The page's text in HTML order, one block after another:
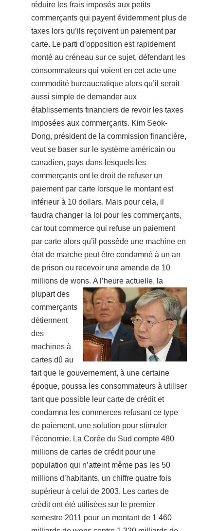
réduire les frais imposés aux petits
commerçants qui payent évidemment plus de
taxes lors qu’ils reçoivent un paiement par
carte. Le parti d’opposition est rapidement
monté au créneau sur ce sujet, défendant les
consommateurs qui voient en cet acte une
commodité bureaucratique alors qu’il serait
aussi simple de demander aux
établissements financiers de revoir les taxes
imposées aux commerçants. Kim Seok-
Dong, président de la commission financière,
veut se baser sur le système américain ou
canadien, pays dans lesquels les
commerçants ont le droit de refuser un
paiement par carte lorsque le montant est
inférieur à 10 dollars. Mais pour cela, il
faudra changer la loi pour les commerçants,
car tout commerce qui refuse un paiement
par carte alors qu’il possède une machine en
état de marche peut être condamné à un an
de prison ou recevoir une amende de 10
millions de wons. A l’heure actuelle, la
plupart des
commerçants
détiennent
des
machines à
cartes dû au
fait que le gouvernement, à une certaine
époque, poussa les consommateurs à utiliser
tant que possible leur carte de crédit et
condamna les commerces refusant ce type
de paiement, une solution pour stimuler
l’économie. La Corée du Sud compte 480
millions de cartes de crédit pour une
population qui n’atteint même pas les 50
millions d’habitants, un chiffre quatre fois
supérieur à celui de 2003. Les cartes de
crédit ont été utilisées sur le premier
semestre 2011 pour un montant de 1 460